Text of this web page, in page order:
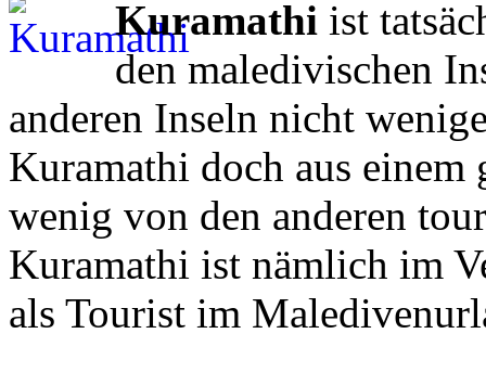
Kuramathi ist
den maledivischen
anderen Inseln nicht
Kuramathi doch aus einem
wenig von den anderen
Kuramathi ist nämlich im
als Tourist im